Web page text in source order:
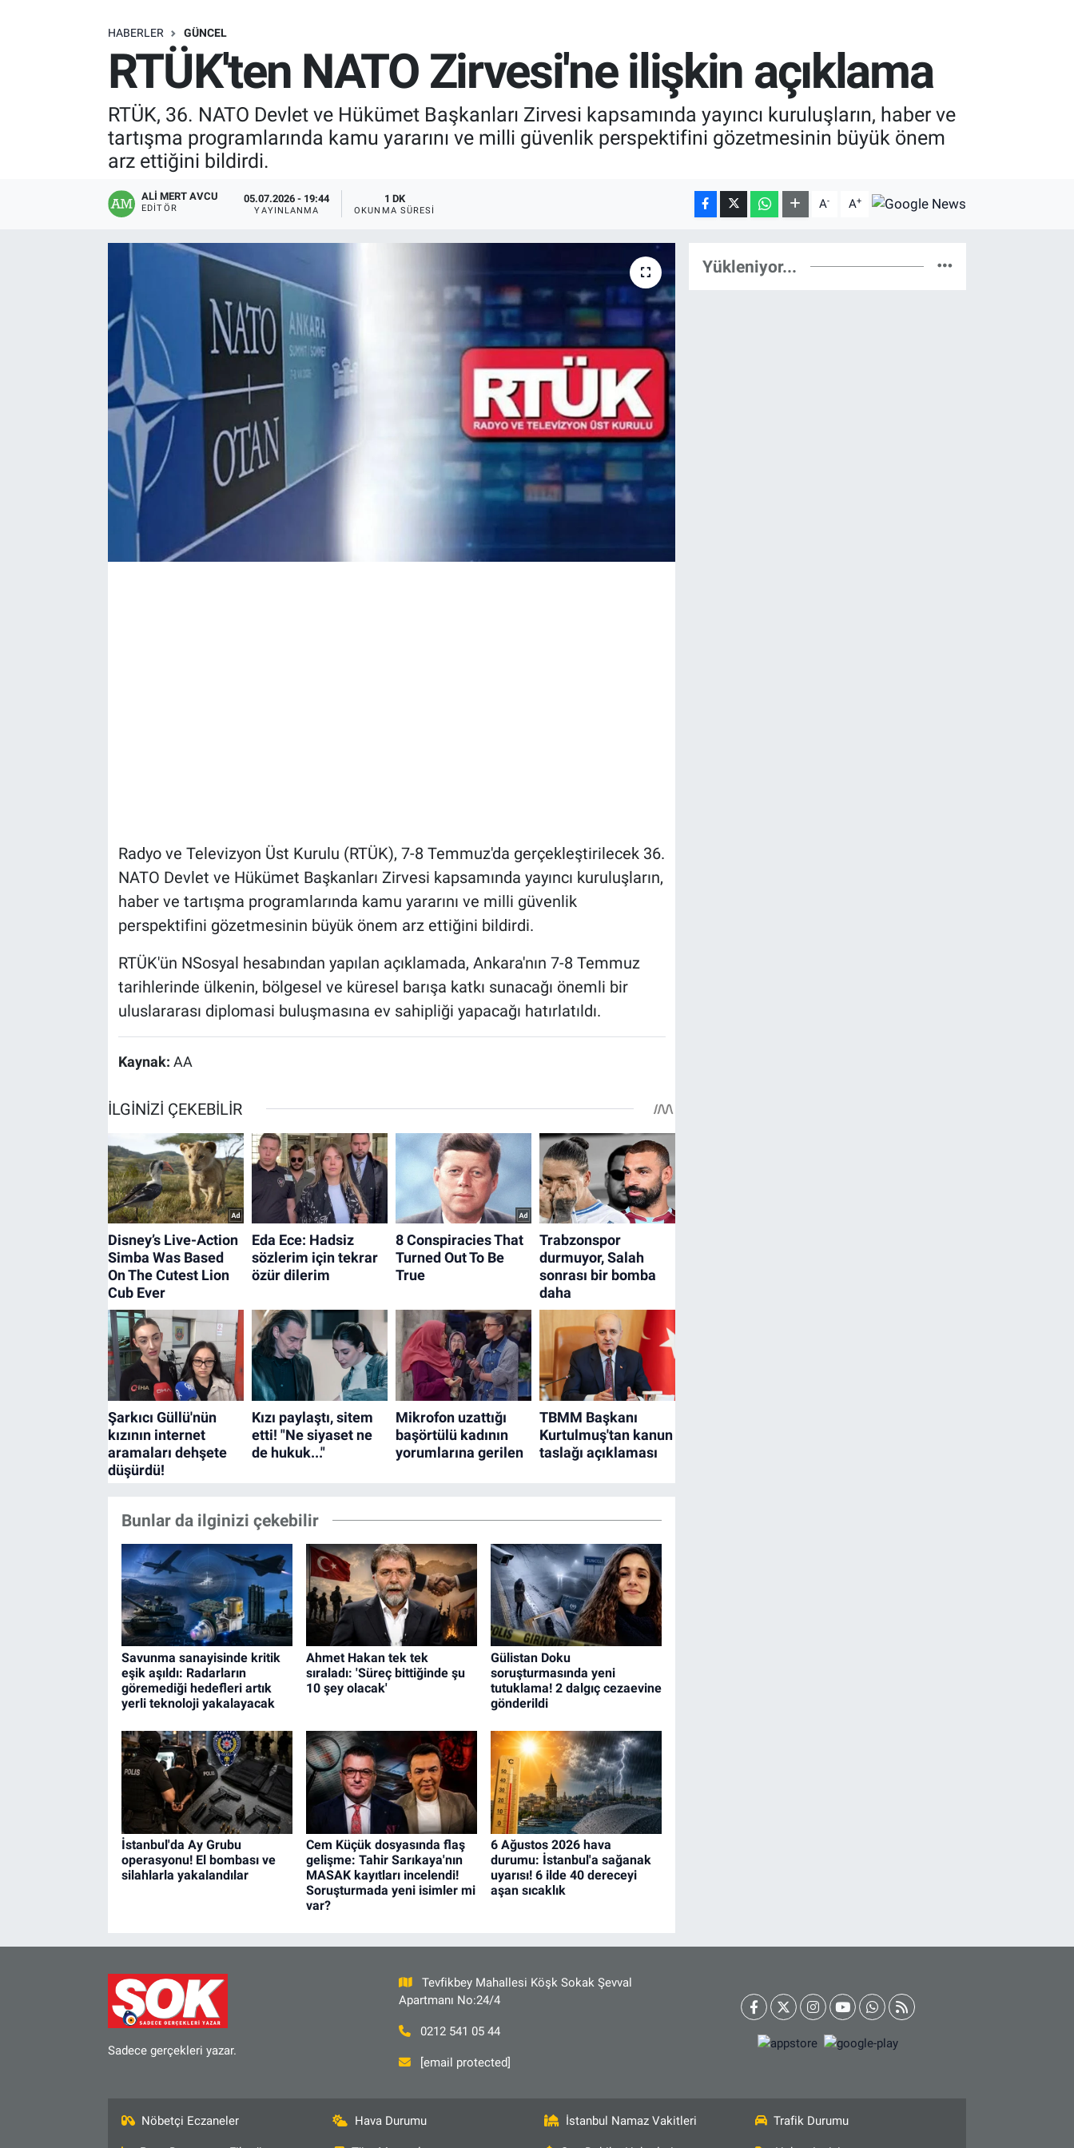
HABERLER GÜNCEL
RTÜK'ten NATO Zirvesi'ne ilişkin açıklama
RTÜK, 36. NATO Devlet ve Hükümet Başkanları Zirvesi kapsamında yayıncı kuruluşların, haber ve
tartışma programlarında kamu yararını ve milli güvenlik perspektifini gözetmesinin büyük önem
arz ettiğini bildirdi.
ALI MERT AVCU
EDITÖR
05.07.2026 - 19:44
YAYINLANMA
1 DK
OKUNMA SÜRESI A- A+
Radyo ve Televizyon Üst Kurulu (RTÜK), 7-8 Temmuz'da gerçekleştirilecek 36.
NATO Devlet ve Hükümet Başkanları Zirvesi kapsamında yayıncı kuruluşların,
haber ve tartışma programlarında kamu yararını ve milli güvenlik
perspektifini gözetmesinin büyük önem arz ettiğini bildirdi.
RTÜK'ün NSosyal hesabından yapılan açıklamada, Ankara'nın 7-8 Temmuz
tarihlerinde ülkenin, bölgesel ve küresel barışa katkı sunacağı önemli bir
uluslararası diplomasi buluşmasına ev sahipliği yapacağı hatırlatıldı.
Kaynak: AA
Bunlar da ilginizi çekebilir
Savunma sanayisinde kritik
eşik aşıldı: Radarların
göremediği hedefleri artık
yerli teknoloji yakalayacak
Ahmet Hakan tek tek
sıraladı: 'Süreç bittiğinde şu
10 şey olacak'
Gülistan Doku
soruşturmasında yeni
tutuklama! 2 dalgıç cezaevine
gönderildi
İstanbul'da Ay Grubu
operasyonu! El bombası ve
silahlarla yakalandılar
Cem Küçük dosyasında flaş
gelişme: Tahir Sarıkaya'nın
MASAK kayıtları incelendi!
Soruşturmada yeni isimler mi
var?
6 Ağustos 2026 hava
durumu: İstanbul'a sağanak
uyarısı! 6 ilde 40 dereceyi
aşan sıcaklık
Yükleniyor...
Sadece gerçekleri yazar.
Tevfikbey Mahallesi Köşk Sokak Şevval
Apartmanı No:24/4
0212 541 05 44
[email protected]
Nöbetçi Eczaneler Hava Durumu İstanbul Namaz Vakitleri Trafik Durumu
RESMİ İLANLAR
Bize ulaşın
İletişim/Künye
Gözden Kaçmasın
İletişim (Künye)